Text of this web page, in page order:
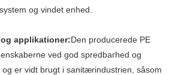
og vindet enhed.
applikationer:Den producerede PE
ved god spredbarhed og
er vidt brugt i sanitærindustrien, såsom